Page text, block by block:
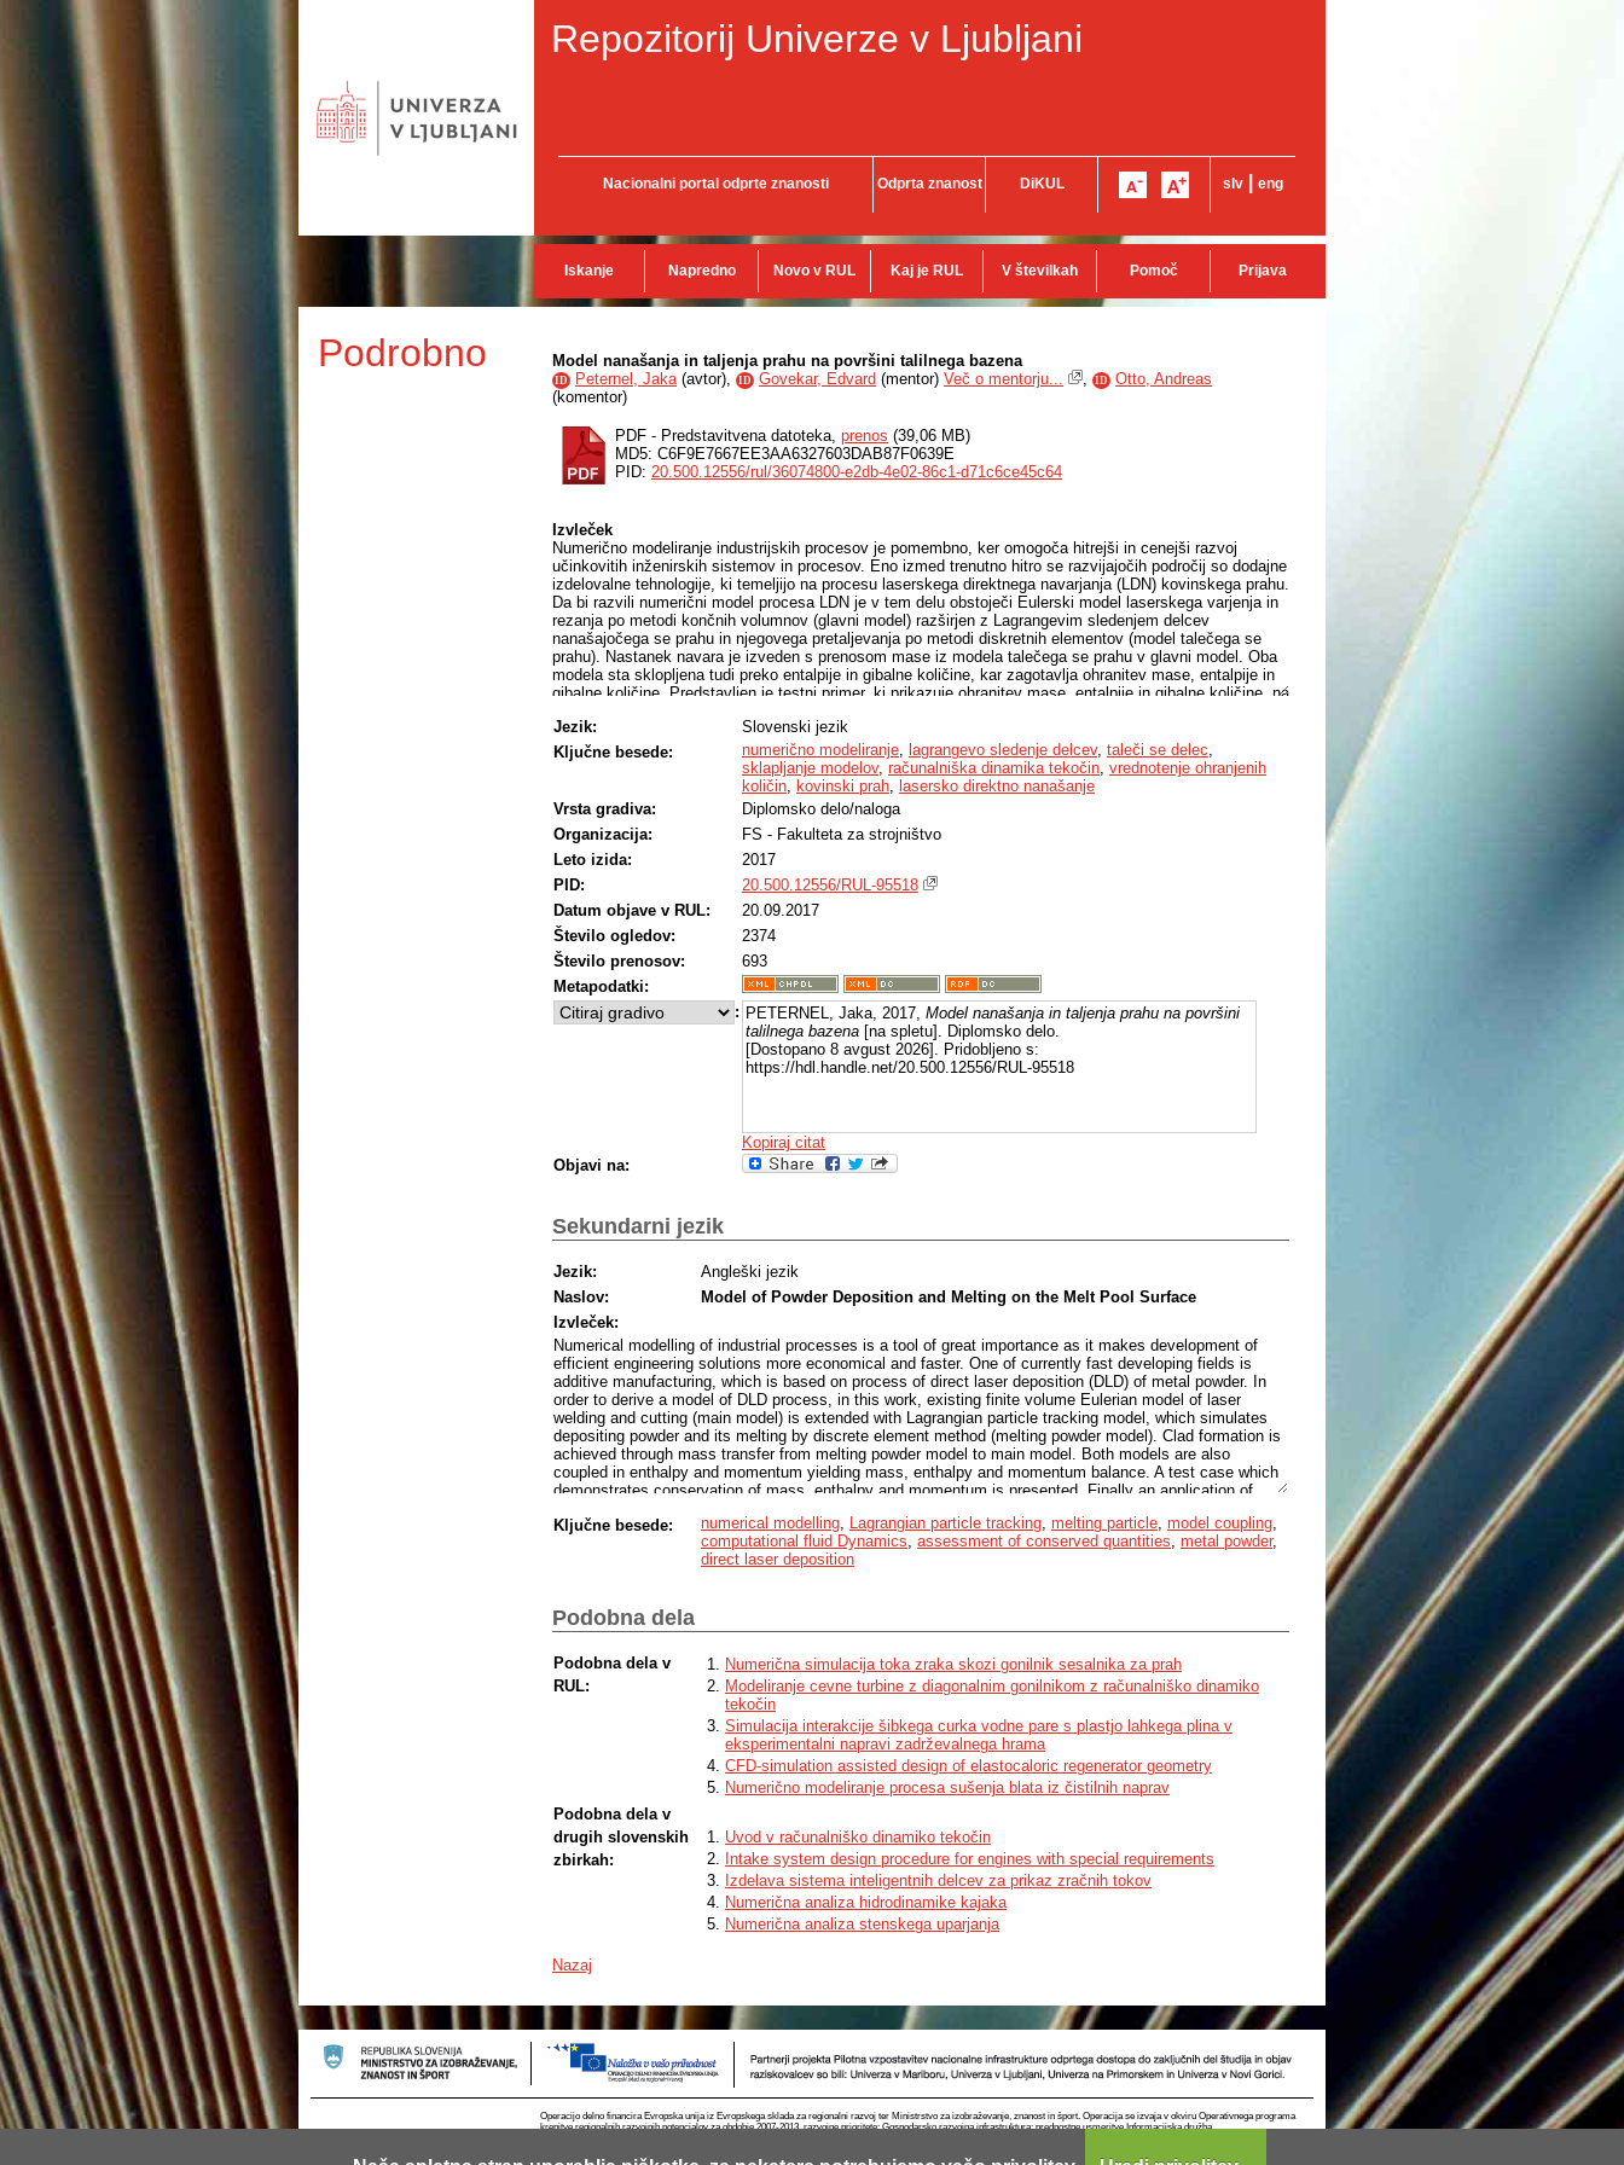
Repozitorij Univerze v Ljubljani
Nacionalni portal odprte znanosti Odprta znanost DiKUL slv eng
Iskanje Napredno Novo v RUL Kaj je RUL V številkah Pomoč Prijava
Podrobno Model nanašanja in taljenja prahu na površini talilnega bazena
ID Peternel, Jaka(avtor), ID Govekar, Edvard (mentor) Več o mentorju... , ID
Otto, Andreas
(komentor)
PDF - Predstavitvena datoteka, prenos (39,06 MB)
MD5: C6F9E7667EE3AA6327603DAB87F0639E
PID: 20.500.12556/rul/36074800-e2db-4e02-86c1-d71c6ce45c64
Izvleček
Numerično modeliranje industrijskih procesov je pomembno, ker omogoča hitrejši in cenejši razvoj
učinkovitih inženirskih sistemov in procesov. Eno izmed trenutno hitro se razvijajočih področij so dodajne
izdelovalne tehnologije, ki temeljijo na procesu laserskega direktnega navarjanja (LDN) kovinskega prahu.
Da bi razvili numerični model procesa LDN je v tem delu obstoječi Eulerski model laserskega varjenja in
rezanja po metodi končnih volumnov (glavni model) razširjen z Lagrangevim sledenjem delcev
nanašajočega se prahu in njegovega pretaljevanja po metodi diskretnih elementov (model talečega se
prahu). Nastanek navara je izveden s prenosom mase iz modela talečega se prahu v glavni model. Oba
modela sta sklopljena tudi preko entalpije in gibalne količine, kar zagotavlja ohranitev mase, entalpije in
gibalne količine. Predstavljen je testni primer, ki prikazuje ohranitev mase, entalpije in gibalne količine, na
Jezik:
Slovenski jezik
Ključne besede:
numerično modeliranje, lagrangevo sledenje delcev, taleči se delec,
sklapljanje modelov, računalniška dinamika tekočin, vrednotenje ohranjenih
količin, kovinski prah, lasersko direktno nanašanje
Vrsta gradiva:
Diplomsko delo/naloga
Organizacija:
FS - Fakulteta za strojništvo
Leto izida:
2017
PID:
20.500.12556/RUL-95518
Datum objave v RUL:
20.09.2017
Število ogledov:
2374
Število prenosov:
693
Metapodatki:
: PETERNEL, Jaka, 2017, Model nanašanja in taljenja prahu na površini
talilnega bazena [na spletu]. Diplomsko delo.
[Dostopano 8 avgust 2026]. Pridobljeno s:
https://hdl.handle.net/20.500.12556/RUL-95518
Kopiraj citat
Objavi na:
Sekundarni jezik
Jezik:
Angleški jezik
Naslov:
Model of Powder Deposition and Melting on the Melt Pool Surface
Izvleček:
Numerical modelling of industrial processes is a tool of great importance as it makes development of
efficient engineering solutions more economical and faster. One of currently fast developing fields is
additive manufacturing, which is based on process of direct laser deposition (DLD) of metal powder. In
order to derive a model of DLD process, in this work, existing finite volume Eulerian model of laser
welding and cutting (main model) is extended with Lagrangian particle tracking model, which simulates
depositing powder and its melting by discrete element method (melting powder model). Clad formation is
achieved through mass transfer from melting powder model to main model. Both models are also
coupled in enthalpy and momentum yielding mass, enthalpy and momentum balance. A test case which
demonstrates conservation of mass, enthalpy and momentum is presented. Finally an application of
Ključne besede:
numerical modelling Lagrangian particle tracking melting particle model coupling
computational fluid Dynamics assessment of conserved quantities metal powder,
direct laser deposition
Podobna dela
Podobna dela v
RUL:
Numerična simulacija toka zraka skozi gonilnik sesalnika za prah
Modeliranje cevne turbine z diagonalnim gonilnikom z računalniško dinamiko
tekočin
Simulacija interakcije šibkega curka vodne pare s plastjo lahkega plina v
eksperimentalni napravi zadrževalnega hrama
CFD-simulation assisted design of elastocaloric regenerator geometry
Numerično modeliranje procesa sušenja blata iz čistilnih naprav
Podobna dela v
drugih slovenskih
zbirkah:
Uvod v računalniško dinamiko tekočin
Intake system design procedure for engines with special requirements
Izdelava sistema inteligentnih delcev za prikaz zračnih tokov
Numerična analiza hidrodinamike kajaka
Numerična analiza stenskega uparjanja
Nazaj
Operacijo delno financira Evropska unija iz Evropskega sklada za regionalni razvoj ter Ministrstvo za izobraževanje, znanost in šport. Operacija se izvaja v okviru Operativnega programa
krepitve regionalnih razvojnih potencialov za obdobje 2007-2013, razvojne prioritete: Gospodarsko razvojna infrastruktura; prednostne usmeritve Informacijska družba.